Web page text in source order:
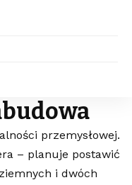
przemysłowej.
– planuje postawić
i dwóch